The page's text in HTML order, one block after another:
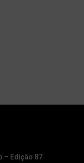
– Edição 87